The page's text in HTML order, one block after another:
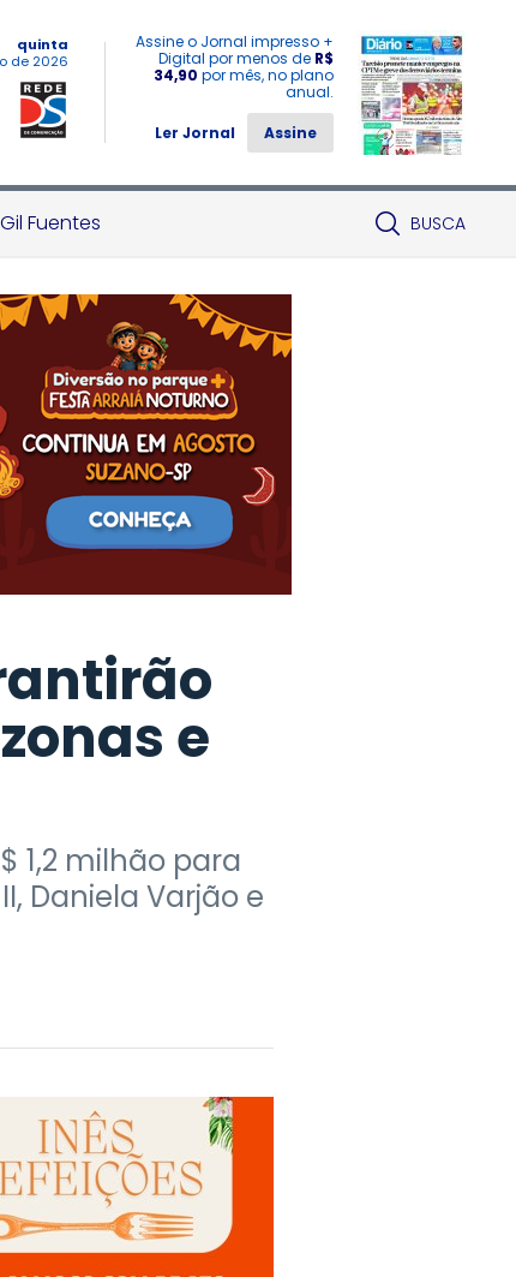
quinta
de 2026
Assine o Jornal impresso +
Digital por menos de R$
34,90 por mês, no plano
anual.
Ler Jornal
Assine
Gil Fuentes BUSCA
e
1,2 milhão para
Daniela Varjão e